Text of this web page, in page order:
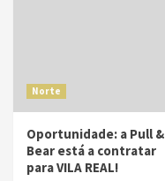
Norte
Oportunidade: a Pull &
Bear está a contratar
para VILA REAL!